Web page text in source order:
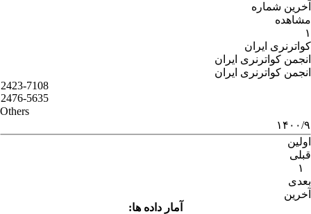
آخرین شماره
مشاهده
۱
کواترنری ایران
انجمن کواترنری ایران
انجمن کواترنری ایران
2423-7108
2476-5635
Others
۱۴۰۰/۹
اولین
قبلی
۱
بعدی
آخرین
آمار داده ها: